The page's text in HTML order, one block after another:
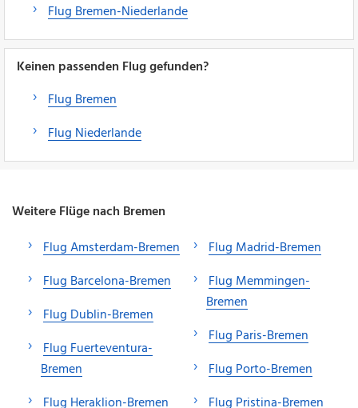
Flug Bremen-Niederlande
Keinen passenden Flug gefunden?
Flug Bremen
Flug Niederlande
Weitere Flüge nach Bremen
Flug Amsterdam-Bremen
Flug Barcelona-Bremen
Flug Dublin-Bremen
Flug Fuerteventura-
Bremen
Flug Heraklion-Bremen
Flug Madrid-Bremen
Flug Memmingen-
Bremen
Flug Paris-Bremen
Flug Porto-Bremen
Flug Pristina-Bremen